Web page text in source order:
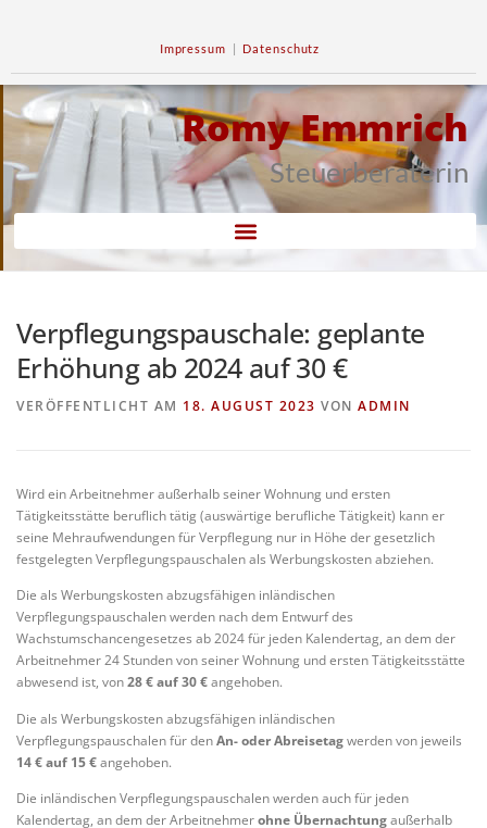
Impressum | Datenschutz
Romy Emmrich
Steuerberaterin
Verpflegungspauschale: geplante
Erhöhung ab 2024 auf 30 €
VERÖFFENTLICHT AM 18. AUGUST 2023 VON ADMIN
Wird ein Arbeitnehmer außerhalb seiner Wohnung und ersten
Tätigkeitsstätte beruflich tätig (auswärtige berufliche Tätigkeit) kann er
seine Mehraufwendungen für Verpflegung nur in Höhe der gesetzlich
festgelegten Verpflegungspauschalen als Werbungskosten abziehen.
Die als Werbungskosten abzugsfähigen inländischen
Verpflegungspauschalen werden nach dem Entwurf des
Wachstumschancengesetzes ab 2024 für jeden Kalendertag, an dem der
Arbeitnehmer 24 Stunden von seiner Wohnung und ersten Tätigkeitsstätte
abwesend ist, von28 € auf 30 €angehoben.
Die als Werbungskosten abzugsfähigen inländischen
Verpflegungspauschalen für denAn- oder Abreisetagwerden von jeweils
14 € auf 15 €angehoben.
Die inländischen Verpflegungspauschalen werden auch für jeden
Kalendertag, an dem der Arbeitnehmerohne Übernachtungaußerhalb